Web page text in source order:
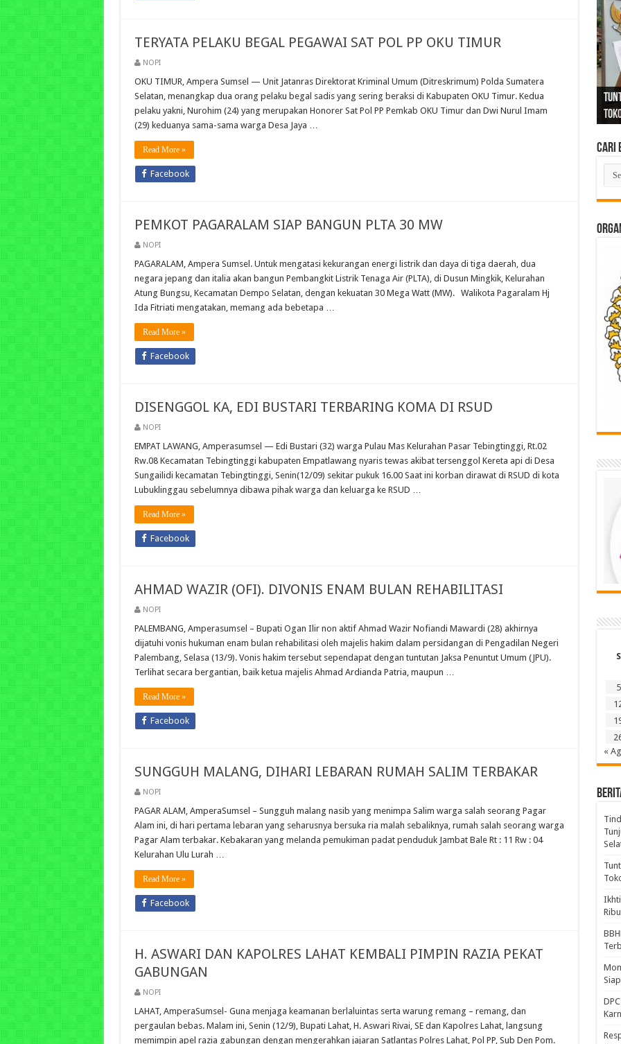
TERYATA PELAKU BEGAL PEGAWAI SAT POL PP OKU TIMUR
NOPI
OKU TIMUR, Ampera Sumsel — Unit Jatanras Direktorat Kriminal Umum (Ditreskrimum) Polda Sumatera
Selatan, menangkap dua orang pelaku begal sadis yang sering beraksi di Kabupaten OKU Timur. Kedua
pelaku yakni, Nurohim (24) yang merupakan Honorer Sat Pol PP Pemkab OKU Timur dan Dwi Nurul Imam
(29) keduanya sama-sama warga Desa Jaya …
Read More »
Facebook
PEMKOT PAGARALAM SIAP BANGUN PLTA 30 MW
NOPI
PAGARALAM, Ampera Sumsel. Untuk mengatasi kekurangan energi listrik dan daya di tiga daerah, dua
negara jepang dan italia akan bangun Pembangkit Listrik Tenaga Air (PLTA), di Dusun Mingkik, Kelurahan
Atung Bungsu, Kecamatan Dempo Selatan, dengan kekuatan 30 Mega Watt (MW). Walikota Pagaralam Hj
Ida Fitriati mengatakan, memang ada bebetapa …
Read More »
Facebook
DISENGGOL KA, EDI BUSTARI TERBARING KOMA DI RSUD
NOPI
EMPAT LAWANG, Amperasumsel — Edi Bustari (32) warga Pulau Mas Kelurahan Pasar Tebingtinggi, Rt.02
Rw.08 Kecamatan Tebingtinggi kabupaten Empatlawang nyaris tewas akibat tersenggol Kereta api di Desa
Sungailidi kecamatan Tebingtinggi, Senin(12/09) sekitar pukuk 16.00 Saat ini korban dirawat di RSUD di kota
Lubuklinggau sebelumnya dibawa pihak warga dan keluarga ke RSUD …
Read More »
Facebook
AHMAD WAZIR (OFI). DIVONIS ENAM BULAN REHABILITASI
NOPI
PALEMBANG, Amperasumsel – Bupati Ogan Ilir non aktif Ahmad Wazir Nofiandi Mawardi (28) akhirnya
dijatuhi vonis hukuman enam bulan rehabilitasi oleh majelis hakim dalam persidangan di Pengadilan Negeri
Palembang, Selasa (13/9). Vonis hakim tersebut sependapat dengan tuntutan Jaksa Penuntut Umum (JPU).
Terlihat secara bergantian, baik ketua majelis Ahmad Ardianda Patria, maupun …
Read More »
Facebook
SUNGGUH MALANG, DIHARI LEBARAN RUMAH SALIM TERBAKAR
NOPI
PAGAR ALAM, AmperaSumsel – Sungguh malang nasib yang menimpa Salim warga salah seorang Pagar
Alam ini, di hari pertama lebaran yang seharusnya bersuka ria malah sebaliknya, rumah salah seorang warga
Pagar Alam terbakar. Kebakaran yang melanda pemukiman padat penduduk Jambat Bale Rt : 11 Rw : 04
Kelurahan Ulu Lurah …
Read More »
Facebook
H. ASWARI DAN KAPOLRES LAHAT KEMBALI PIMPIN RAZIA PEKAT
GABUNGAN
NOPI
LAHAT, AmperaSumsel- Guna menjaga keamanan berlaluintas serta warung remang – remang, dan
pergaulan bebas. Malam ini, Senin (12/9), Bupati Lahat, H. Aswari Rivai, SE dan Kapolres Lahat, langsung
memimpin apel razia gabungan dengan mengerahkan jajaran Satlantas Polres Lahat, Pol PP, Sub Den Pom.
Cari
Cari
di
S
5
«